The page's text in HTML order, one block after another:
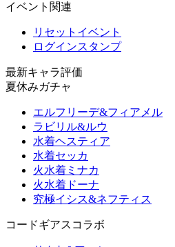
イベント関連
リセットイベント
ログインスタンプ
最新キャラ評価
夏休みガチャ
エルフリーデ&フィアメル
ラビリル&ルウ
水着ヘスティア
水着セッカ
火水着ミナカ
火水着ドーナ
究極イシス&ネフティス
コードギアスコラボ